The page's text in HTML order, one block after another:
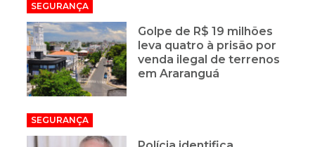
SEGURANÇA
Golpe de R$ 19 milhões
leva quatro à prisão por
venda ilegal de terrenos
em Araranguá
SEGURANÇA